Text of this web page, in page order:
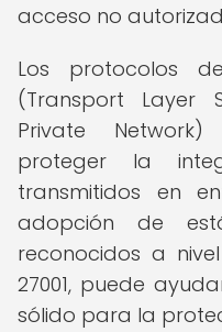
acceso no
Los protocolos
(Transport Layer
Private
proteger la
transmitidos en
adopción de
reconocidos a
27001, puede
sólido para la